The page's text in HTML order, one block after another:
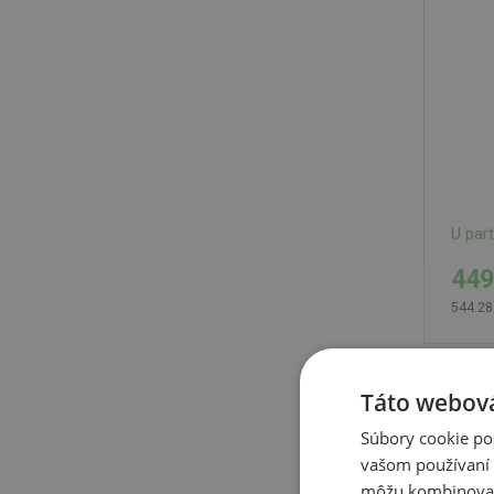
U
544.28
Alkes
Táto
Súbory cookie
vašom